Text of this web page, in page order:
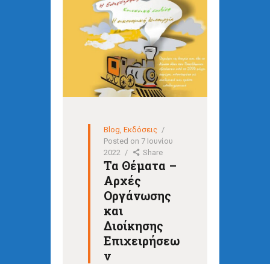
Blog ,Εκδόσεις
Posted on 7 Ιουνίου
2022
Share
Τα Θέματα –
Αρχές
Οργάνωσης
και
Διοίκησης
Επιχειρήσεω
ν